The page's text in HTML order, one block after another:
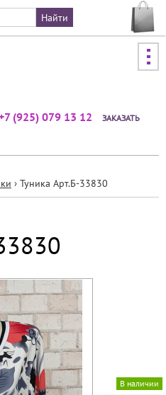
navigation
(925) 079 13 12
ЗАКАЗАТЬ
› Туника Арт.Б-33830
В наличии